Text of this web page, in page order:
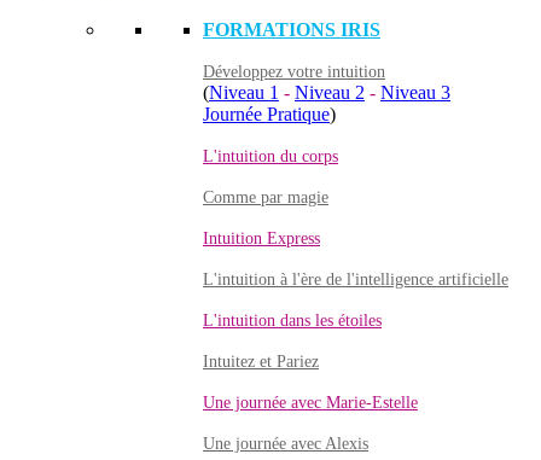
FORMATIONS IRIS
Développez votre intuition
(Niveau 1 - Niveau 2 - Niveau 3
Journée Pratique)
L'intuition du corps
Comme par magie
Intuition Express
L'intuition à l'ère de l'intelligence artificielle
L'intuition dans les étoiles
Intuitez et Pariez
Une journée avec Marie-Estelle
Une journée avec Alexis